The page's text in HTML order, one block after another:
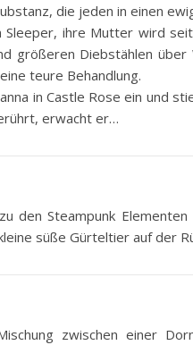
die jeden in einen
Sleeper, ihre Mutter wird
größeren Diebstählen
teure Behandlung.
in Castle Rose ein und
erwacht er…
den Steampunk
süße Gürteltier auf der
zwischen einer